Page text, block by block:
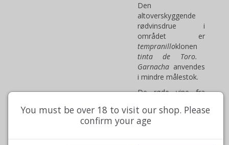
Den
altoverskyggende
rødvinsdrue i
området er
tempranilloklonen
tinta de Toro.
Garnacha anvendes
i mindre målestok.
De røde vine fra
regel ganske
kraftige og
You must be over 18 to visit our shop. Please
confirm your age